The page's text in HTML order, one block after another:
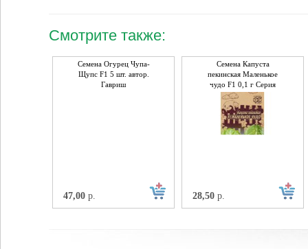
Смотрите также:
Семена Огурец Чупа-
Щупс F1 5 шт. автор.
Гавриш
47,00 р.
Семена Капуста
пекинская Маленькое
чудо F1 0,1 г Серия
Ленивый огород Н 17
Гавриш
28,50 р.